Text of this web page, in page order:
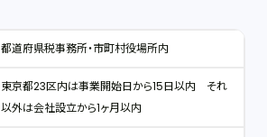
都道府県税事務所・市町村役場所内
東京都23区内は事業開始日から15日以内 それ
以外は会社設立から1ヶ月以内